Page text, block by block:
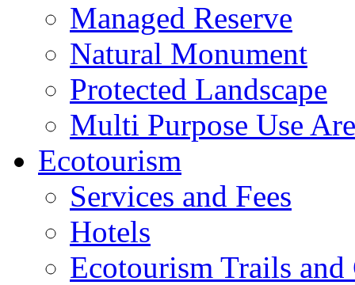
Managed Reserve
Natural Monument
Protected Landscape
Multi Purpose Use
Ecotourism
Services and Fees
Hotels
Ecotourism Trails and